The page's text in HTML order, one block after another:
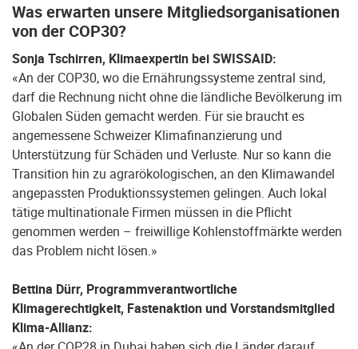
Was erwarten unsere Mitgliedsorganisationen
von der COP30?
Sonja Tschirren, Klimaexpertin bei SWISSAID:
«An der COP30, wo die Ernährungssysteme zentral sind,
darf die Rechnung nicht ohne die ländliche Bevölkerung im
Globalen Süden gemacht werden. Für sie braucht es
angemessene Schweizer Klimafinanzierung und
Unterstützung für Schäden und Verluste. Nur so kann die
Transition hin zu agrarökologischen, an den Klimawandel
angepassten Produktionssystemen gelingen. Auch lokal
tätige multinationale Firmen müssen in die Pflicht
genommen werden – freiwillige Kohlenstoffmärkte werden
das Problem nicht lösen.»
Bettina Dürr, Programmverantwortliche
Klimagerechtigkeit, Fastenaktion und Vorstandsmitglied
Klima-Allianz: